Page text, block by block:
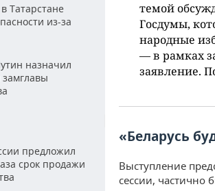
Татарстане
из-за
назначил
предложил
срок продажи
темой
Госдумы,
народные
— в рамках
заявление.
«Беларусь
Выступление
сессии, частично